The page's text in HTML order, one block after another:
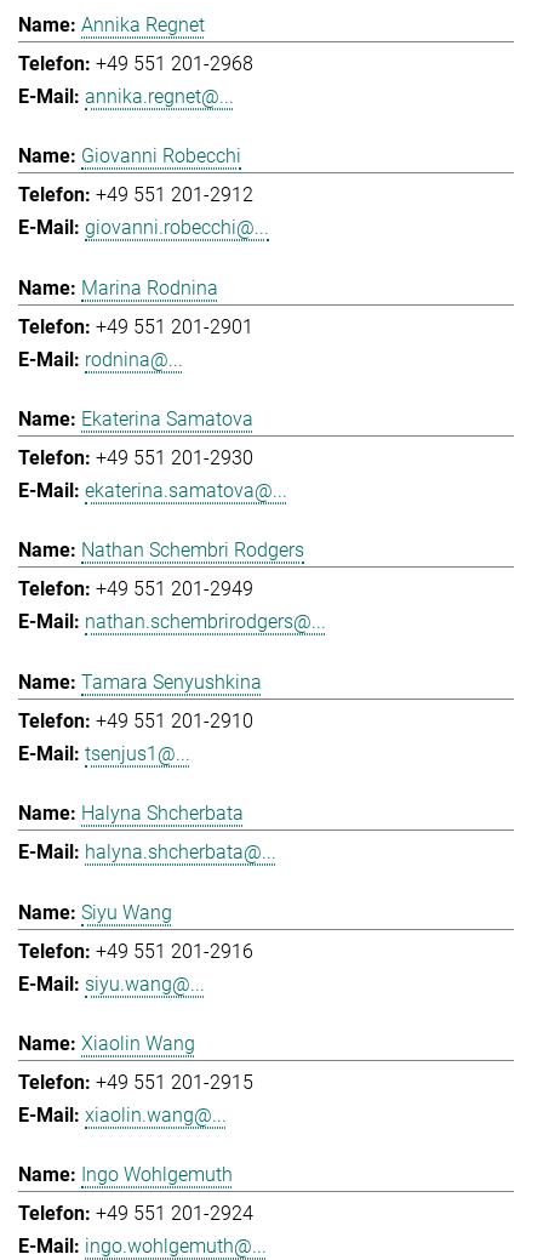
Annika Regnet
+49 551 201-2968
annika.regnet@...
Giovanni Robecchi
+49 551 201-2912
giovanni.robecchi@...
Marina Rodnina
+49 551 201-2901
rodnina@...
Ekaterina Samatova
+49 551 201-2930
ekaterina.samatova@...
Nathan Schembri Rodgers
+49 551 201-2949
nathan.schembrirodgers@...
Tamara Senyushkina
+49 551 201-2910
tsenjus1@...
Halyna Shcherbata
halyna.shcherbata@...
Siyu Wang
+49 551 201-2916
siyu.wang@...
Xiaolin Wang
+49 551 201-2915
xiaolin.wang@...
Ingo Wohlgemuth
+49 551 201-2924
ingo.wohlgemuth@...